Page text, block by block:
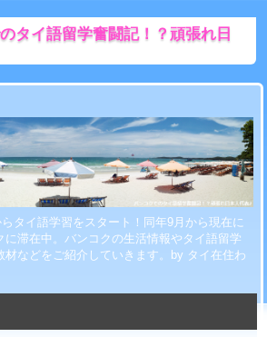
タイ語留学奮闘記！？頑張れ日
タイ語学習をスタート！同年9月から現在に
に滞在中。バンコクの生活情報やタイ語留学
材などをご紹介していきます。by タイ在住わ